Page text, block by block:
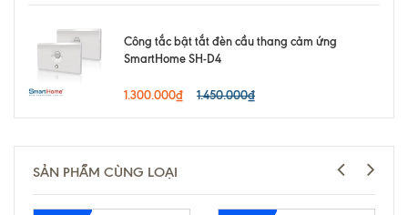
Công tắc bật tắt đèn cầu thang cảm ứng
SmartHome SH-D4
1.300.000₫ 1.450.000₫
SẢN PHẨM CÙNG LOẠI